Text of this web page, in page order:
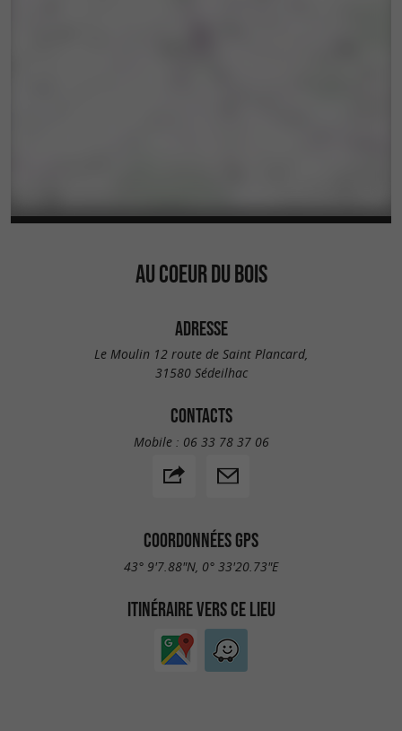
AU COEUR DU BOIS
ADRESSE
Le Moulin 12 route de Saint Plancard,
31580 Sédeilhac
CONTACTS
Mobile : 06 33 78 37 06
COORDONNÉES GPS
43° 9'7.88"N, 0° 33'20.73"E
ITINÉRAIRE VERS CE LIEU